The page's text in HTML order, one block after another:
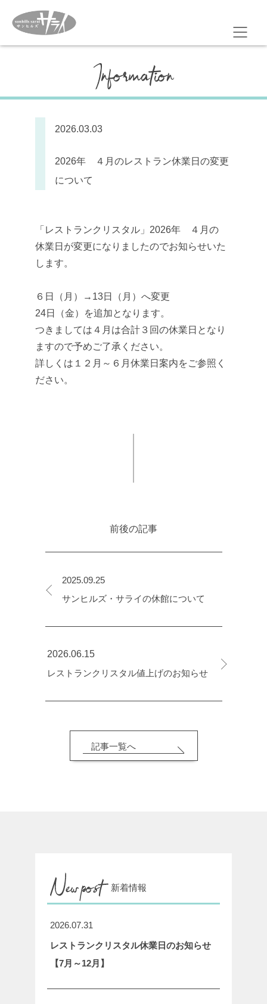
2026.03.03
2026年 ４月のレストラン休業日の変更
について
「レストランクリスタル」2026年 ４月の
休業日が変更になりましたのでお知らせいた
します。
６日（月）→13日（月）へ変更
24日（金）を追加となります。
つきましては４月は合計３回の休業日となり
ますので予めご了承ください。
詳しくは１２月～６月休業日案内をご参照く
ださい。
前後の記事
2025.09.25
サンヒルズ・サライの休館について
2026.06.15
レストランクリスタル値上げのお知らせ
記事一覧へ
新着情報
2026.07.31
レストランクリスタル休業日のお知らせ
【7月～12月】